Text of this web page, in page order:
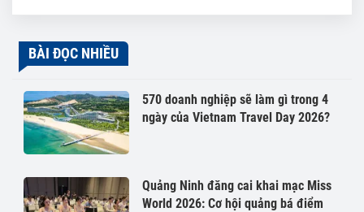
BÀI ĐỌC NHIỀU
570 doanh nghiệp sẽ làm gì trong 4
ngày của Vietnam Travel Day 2026?
Quảng Ninh đăng cai khai mạc Miss
World 2026: Cơ hội quảng bá điểm